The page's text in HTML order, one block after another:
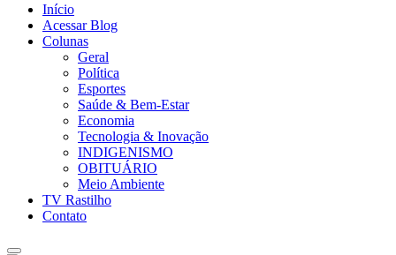
Início
Acessar Blog
Colunas
Geral
Política
Esportes
Saúde & Bem-Estar
Economia
Tecnologia & Inovação
INDIGENISMO
OBITUÁRIO
Meio Ambiente
TV Rastilho
Contato